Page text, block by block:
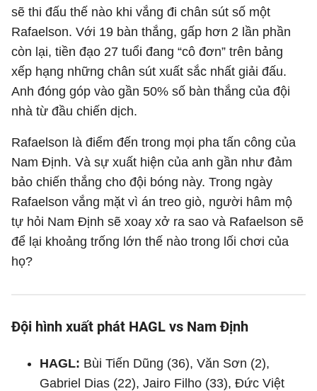
sẽ thi đấu thế nào khi vắng đi chân sút số một
Rafaelson. Với 19 bàn thắng, gấp hơn 2 lần phần
còn lại, tiền đạo 27 tuổi đang “cô đơn” trên bảng
xếp hạng những chân sút xuất sắc nhất giải đấu.
Anh đóng góp vào gần 50% số bàn thắng của đội
nhà từ đầu chiến dịch.
Rafaelson là điểm đến trong mọi pha tấn công của
Nam Định. Và sự xuất hiện của anh gần như đảm
bảo chiến thắng cho đội bóng này. Trong ngày
Rafaelson vắng mặt vì án treo giò, người hâm mộ
tự hỏi Nam Định sẽ xoay xở ra sao và Rafaelson sẽ
để lại khoảng trống lớn thế nào trong lối chơi của
họ?
Đội hình xuất phát HAGL vs Nam Định
HAGL: Bùi Tiến Dũng (36), Văn Sơn (2),
Gabriel Dias (22), Jairo Filho (33), Đức Việt